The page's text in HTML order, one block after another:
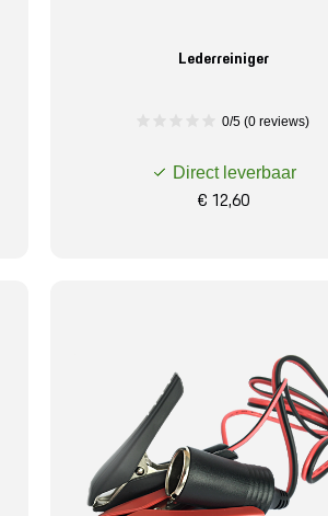
Lederreiniger
0/5 (0 reviews)
Direct leverbaar
€ 12,60